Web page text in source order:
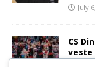
July
CS
veste